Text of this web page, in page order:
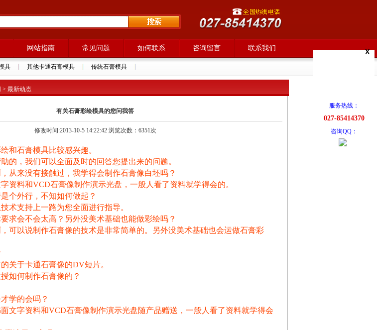
X
服务热线：
027-85414370
咨询QQ：
网站指南 常见问题 如何联系 咨询留言 联系我们
具 其他卡通石膏模具 传统石膏模具
> 最新动态
有关石膏彩绘模具的您问我答
修改时间:2013-10-5 14:22:42 浏览次数：6351次
和石膏模具比较感兴趣。
的，我们可以全面及时的回答您提出来的问题。
从来没有接触过，我学得会制作石膏像白坯吗？
资料和VCD石膏像制作演示光盘，一般人看了资料就学得会的。
个外行，不知如何做起？
术支持上一路为您全面进行指导。
求会不会太高？另外没美术基础也能做彩绘吗？
可以说制作石膏像的技术是非常简单的。另外没美术基础也会运做石膏彩
关于卡通石膏像的DV短片。
如何制作石膏像的？
学的会吗？
文字资料和VCD石膏像制作演示光盘随产品赠送，一般人看了资料就学得会